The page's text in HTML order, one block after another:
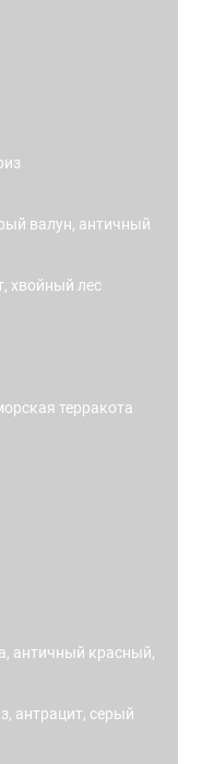
валун, античный
хвойный лес
терракота
античный красный,
антрацит, серый